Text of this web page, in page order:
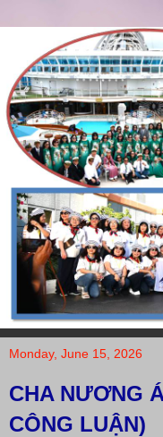
Monday, June 15, 2026
CHA NƯƠNG
CÔNG LUẬN)